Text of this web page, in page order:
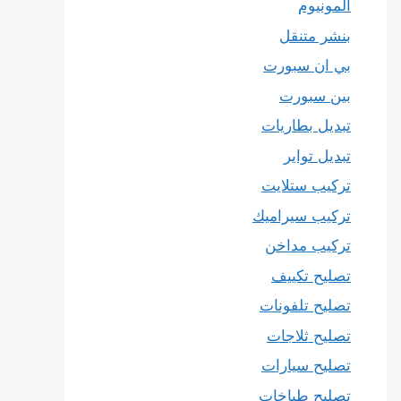
المونيوم
بنشر متنقل
بي ان سبورت
بين سبورت
تبديل بطاريات
تبديل تواير
تركيب ستلايت
تركيب سيراميك
تركيب مداخن
تصليح تكييف
تصليح تلفونات
تصليح ثلاجات
تصليح سيارات
تصليح طباخات